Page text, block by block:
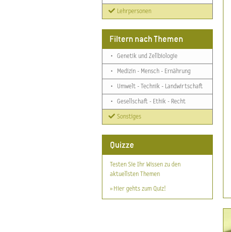
Lehrpersonen
Filtern nach Themen
• Genetik und Zellbiologie
• Medizin - Mensch - Ernährung
• Umwelt - Technik - Landwirtschaft
• Gesellschaft - Ethik - Recht
Sonstiges
Quizze
Testen Sie Ihr Wissen zu den
aktuellsten Themen
» Hier gehts zum Quiz!